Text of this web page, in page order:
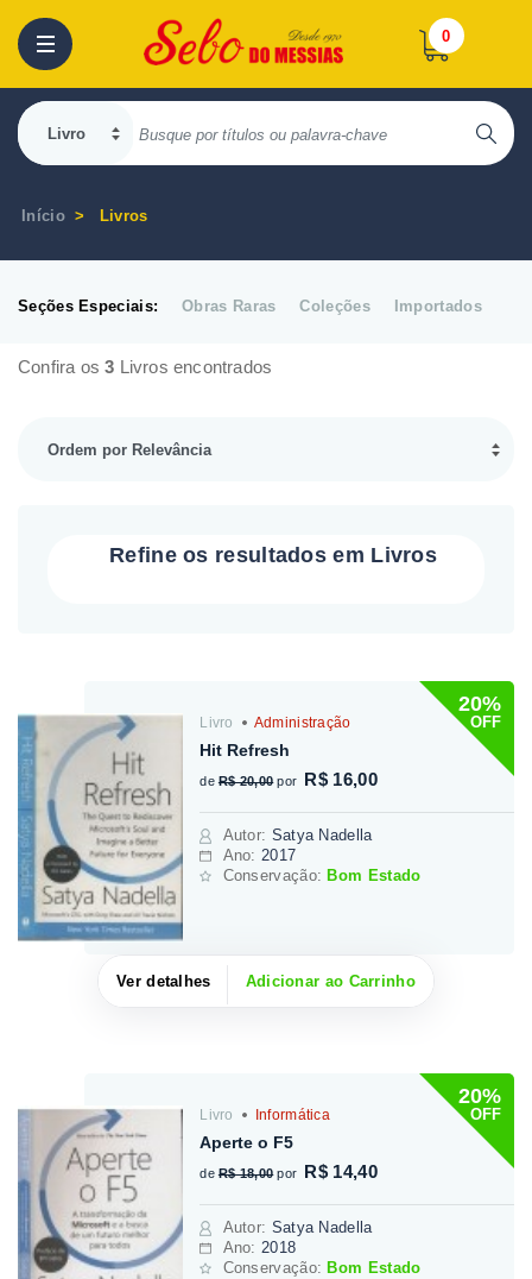
0
Início Livros
Seções Especiais: Obras Raras Coleções Importados
Confira os3 Livros encontrados
Refine os resultados em Livros
20%
OFF
Livro Administração
Hit Refresh
de R$ 20,00 por R$ 16,00
Autor: Satya Nadella
Ano: 2017
Conservação:Bom Estado
Ver detalhes Adicionar ao Carrinho
20%
OFF
Livro Informática
Aperte o F5
de R$ 18,00 por R$ 14,40
Autor: Satya Nadella
Ano: 2018
Conservação: Bom Estado